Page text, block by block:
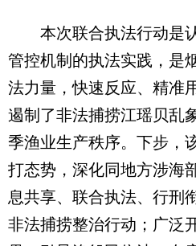
本次联合执法行动是
管控机制的执法实践，是
法力量，快速反应、精准
遏制了非法捕捞江瑶贝乱
季渔业生产秩序。下步，
打态势，深化同地方涉海
息共享、联合执法、行刑
非法捕捞整治行动；广泛